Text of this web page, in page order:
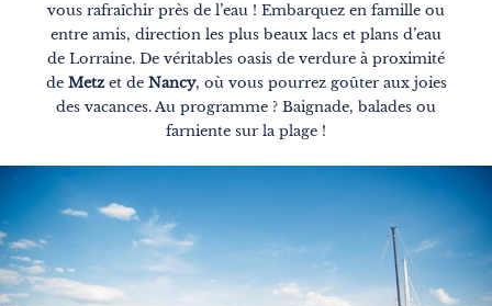
vous rafraîchir près de l’eau ! Embarquez en famille ou
entre amis, direction les plus beaux lacs et plans d’eau
de Lorraine. De véritables oasis de verdure à proximité
de Metzet de Nancy, où vous pourrez goûter aux joies
des vacances. Au programme ? Baignade, balades ou
farniente sur la plage !